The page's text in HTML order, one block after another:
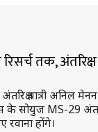
तक,
यात्री अनिल
सोयुज MS-29
होंगे।